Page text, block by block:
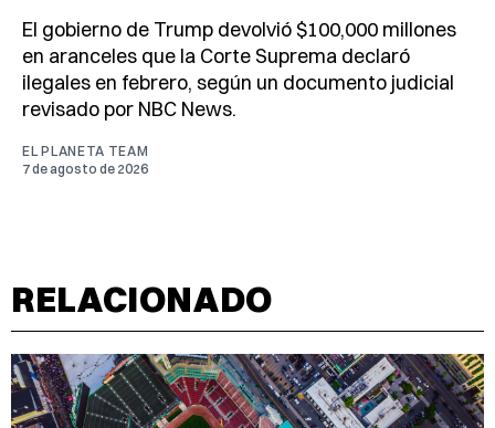
El gobierno de Trump devolvió $100,000 millones
en aranceles que la Corte Suprema declaró
ilegales en febrero, según un documento judicial
revisado por NBC News.
EL PLANETA TEAM
7 de agosto de 2026
RELACIONADO